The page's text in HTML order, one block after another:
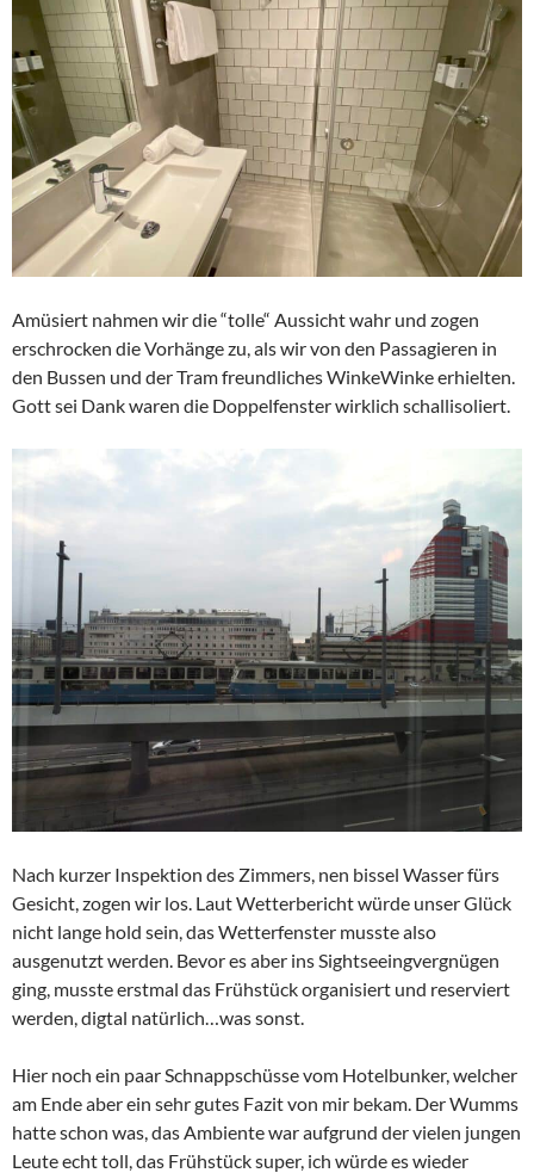
Amüsiert nahmen wir die “tolle“ Aussicht wahr und zogen
erschrocken die Vorhänge zu, als wir von den Passagieren in
den Bussen und der Tram freundliches WinkeWinke erhielten.
Gott sei Dank waren die Doppelfenster wirklich schallisoliert.
Nach kurzer Inspektion des Zimmers, nen bissel Wasser fürs
Gesicht, zogen wir los. Laut Wetterbericht würde unser Glück
nicht lange hold sein, das Wetterfenster musste also
ausgenutzt werden. Bevor es aber ins Sightseeingvergnügen
ging, musste erstmal das Frühstück organisiert und reserviert
werden, digtal natürlich…was sonst.
Hier noch ein paar Schnappschüsse vom Hotelbunker, welcher
am Ende aber ein sehr gutes Fazit von mir bekam. Der Wumms
hatte schon was, das Ambiente war aufgrund der vielen jungen
Leute echt toll, das Frühstück super, ich würde es wieder